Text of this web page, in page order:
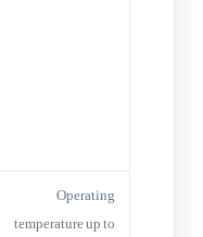
Operating
temperature up to